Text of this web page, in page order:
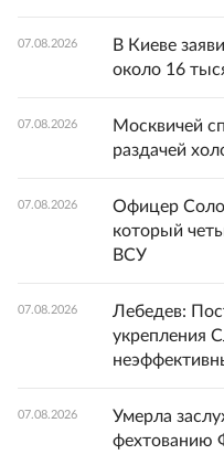
07.08.2026
В Киеве
около 16
07.08.2026
Москвичей
раздачей
07.08.2026
Офицер
который
ВСУ
07.08.2026
Лебедев:
укрепления
07.08.2026
Умерла
фехтованию